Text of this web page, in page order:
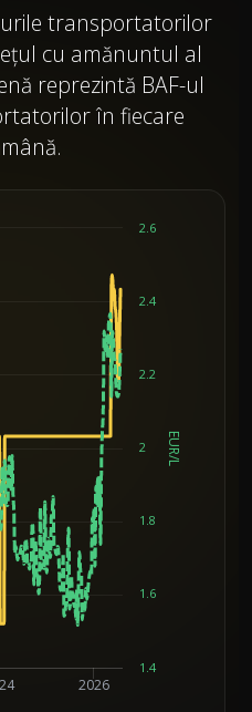
transportatorilor
cu amănuntul al
reprezintă BAF-ul
în fiecare
EUR/L
2026
1.4
1.6
1.8
2
2.2
2.4
2.6